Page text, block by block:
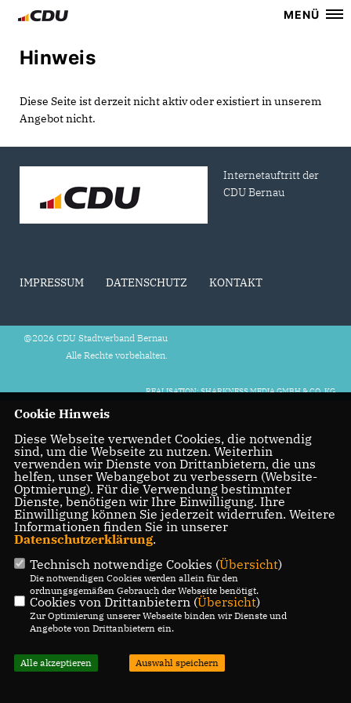
MENÜ
Hinweis
Diese Seite ist derzeit nicht aktiv oder existiert in unserem
Angebot nicht.
Internetauftritt der
CDU Bernau
IMPRESSUM DATENSCHUTZ KONTAKT
@2026 CDU Stadtverband Bernau
Alle Rechte vorbehalten.
REALISATION: SHARKNESS MEDIA GMBH & CO. KG
Cookie Hinweis
Diese Webseite verwendet Cookies, die notwendig
sind, um die Webseite zu nutzen. Weiterhin
verwenden wir Dienste von Drittanbietern, die uns
helfen, unser Webangebot zu verbessern (Website-
Optmierung). Für die Verwendung bestimmter
Dienste, benötigen wir Ihre Einwilligung. Ihre
Einwilligung können Sie jederzeit widerrufen. Weitere
Informationen finden Sie in unserer
Datenschutzerklärung.
Technisch notwendige Cookies (Übersicht)
Die notwendigen Cookies werden allein für den
ordnungsgemäßen Gebrauch der Webseite benötigt.
Cookies von Drittanbietern (Übersicht)
Zur Optimierung unserer Webseite binden wir Dienste und
Angebote von Drittanbietern ein.
Alle akzeptieren Auswahl speichern